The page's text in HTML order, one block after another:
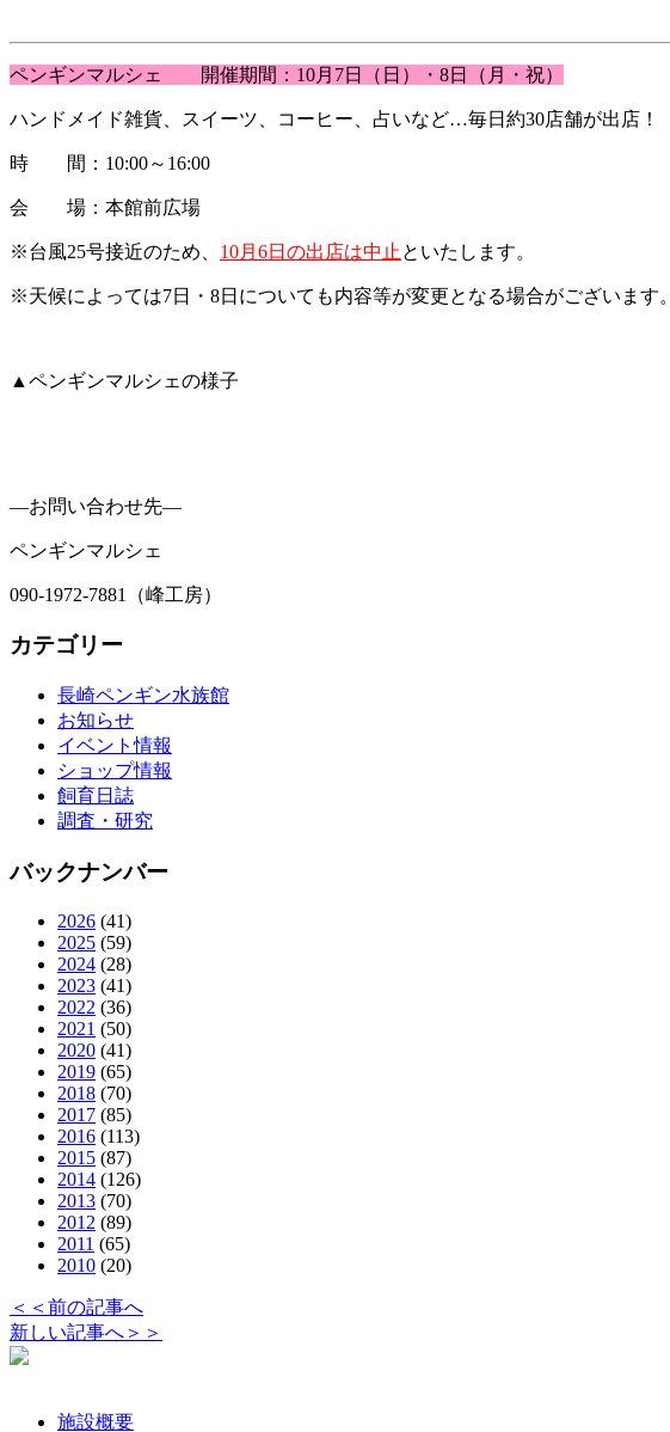
ペンギンマルシェ 開催期間：10月7日（日）・8日（月・祝）
ハンドメイド雑貨、スイーツ、コーヒー、占いなど…毎日約30店舗が出店！
時 間：10:00～16:00
会 場：本館前広場
※台風25号接近のため、 10月6日の出店は中止 といたします。
※天候によっては7日・8日についても内容等が変更となる場合がございます。
▲ペンギンマルシェの様子
―お問い合わせ先―
ペンギンマルシェ
090-1972-7881（峰工房）
カテゴリー
長崎ペンギン水族館
お知らせ
イベント情報
ショップ情報
飼育日誌
調査・研究
バックナンバー
2026 (41)
2025 (59)
2024 (28)
2023 (41)
2022 (36)
2021 (50)
2020 (41)
2019 (65)
2018 (70)
2017 (85)
2016 (113)
2015 (87)
2014 (126)
2013 (70)
2012 (89)
2011 (65)
2010 (20)
＜＜前の記事へ
新しい記事へ＞＞
施設概要